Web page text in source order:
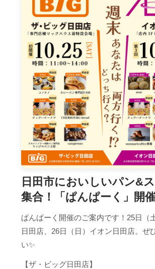
日田市においしいパン&
集合！「ぱんぱーく」開
ぱんぱーく開催のご案内です！25日（
日田店、26日（日）イオン日田店。ぜ
い✨
【ザ・ビッグ日田店】